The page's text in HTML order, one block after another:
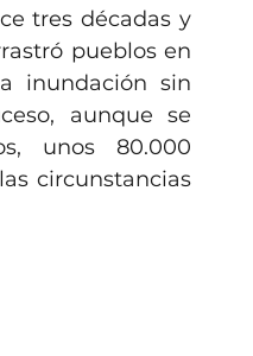
tres décadas y
pueblos en
inundación sin
aunque se
unos 80.000
circunstancias